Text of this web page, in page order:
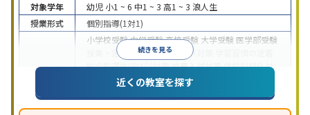
続きを見る
対象学年 幼児 小1 ~ 6 中1 ~ 3 高1 ~ 3 浪人生
授業形式
個別指導(1対1)
小学校受験中学受験高校受験 大学受験 医学部受験
授業・定期テスト対策
内申点対策
総合型選抜(旧AO)対策推薦入試対策学校別特化対
国公立大対策私大対策 共通テスト対策
語・英会話特化対策その他科目別特化対策
近くの教室を探す